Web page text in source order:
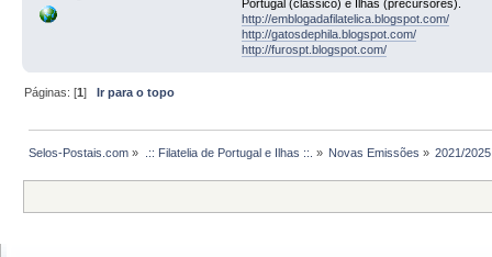
Portugal (clássico) e Ilhas (precursores).
http://emblogadafilatelica.blogspot.com/
http://gatosdephila.blogspot.com/
http://furospt.blogspot.com/
Páginas: [1]Ir para o topo
Selos-Postais.com » .:: Filatelia de Portugal e Ilhas ::. » Novas Emissões » 2021/2025